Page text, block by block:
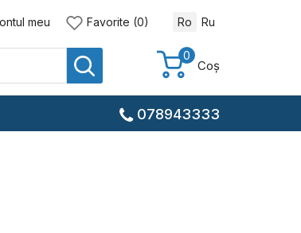
meu Favorite (0) Ro Ru
0
Coș
078943333